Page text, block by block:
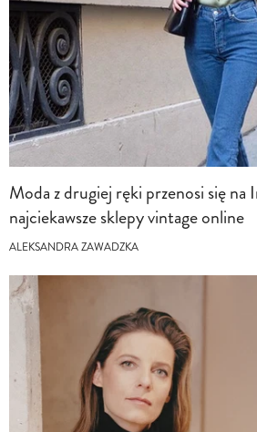
Moda z drugiej ręki przenosi się
najciekawsze sklepy vintage online
ALEKSANDRA ZAWADZKA